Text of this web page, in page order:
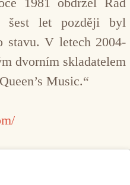
šest let později byl
stavu. V letech 2004-
dvorním skladatelem
Music.“